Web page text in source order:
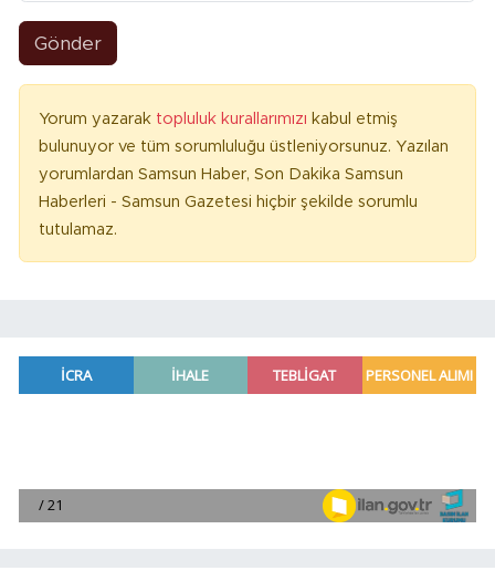
Gönder
Yorum yazarak topluluk kurallarımızı kabul etmiş
bulunuyor ve tüm sorumluluğu üstleniyorsunuz. Yazılan
yorumlardan Samsun Haber, Son Dakika Samsun
Haberleri - Samsun Gazetesi hiçbir şekilde sorumlu
tutulamaz.